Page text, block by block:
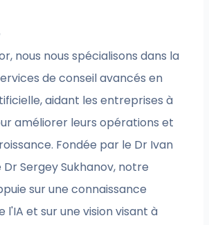
nous nous spécialisons dans la
de conseil avancés en
aidant les entreprises à
améliorer leurs opérations et
Fondée par le Dr Ivan
Sergey Sukhanov, notre
sur une connaissance
l'IA et sur une vision visant à